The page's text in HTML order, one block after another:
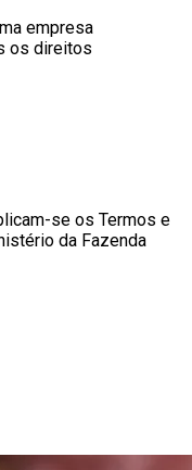
empresa
os direitos
se os Termos e
da Fazenda